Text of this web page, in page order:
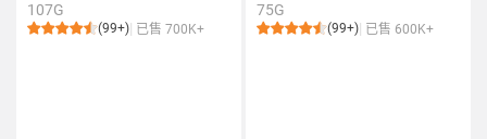
107G
(99+) 已售 700K+
75G
(99+) 已售 600K+